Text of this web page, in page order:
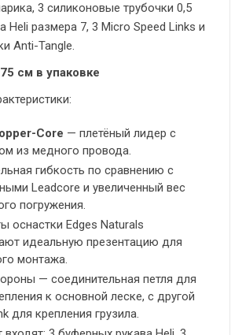
3 силиконовые трубочки 0,5
Heli размера 7, 3 Micro Speed Links и
Anti-Tangle.
см в упаковке
Core — плетёный лидер с
из медного провода.
гибкость по сравнению с
Leadcore и увеличенный вес
погружения.
оснастки Edges Naturals
идеальную презентацию для
монтажа.
— соединительная петля для
к основной леске, с другой
для крепления грузила.